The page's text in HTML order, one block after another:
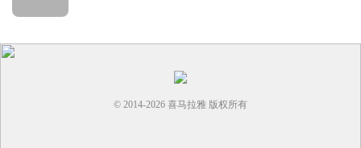
© 2014-2026 喜马拉雅 版权所有